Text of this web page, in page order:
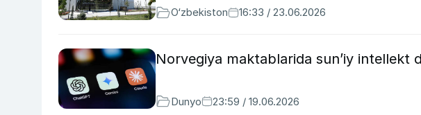
O‘zbekiston 16:33 / 23.06.2026
Norvegiya maktablarida sun’iy intellekt
Dunyo 23:59 / 19.06.2026